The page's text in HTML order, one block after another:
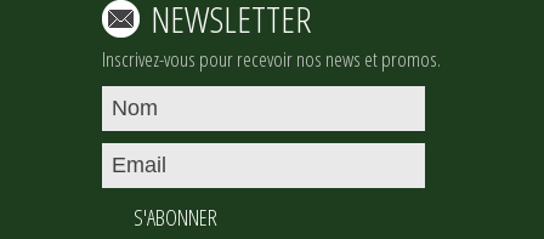
NEWSLETTER
Inscrivez-vous pour recevoir nos news et promos.
S'ABONNER